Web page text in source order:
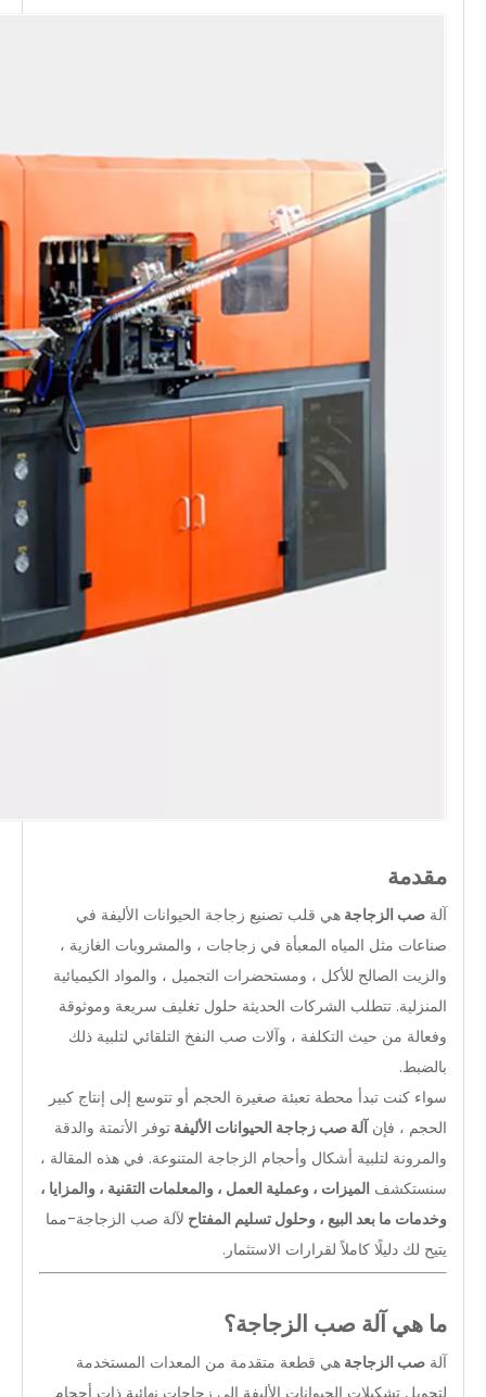
مقدمة
آلة صب الزجاجة هي قلب تصنيع زجاجة الحيوانات الأليفة في
صناعات مثل المياه المعبأة في زجاجات ، والمشروبات الغازية ،
والزيت الصالح للأكل ، ومستحضرات التجميل ، والمواد الكيميائية
المنزلية. تتطلب الشركات الحديثة حلول تغليف سريعة وموثوقة
وفعالة من حيث التكلفة ، وآلات صب النفخ التلقائي لتلبية ذلك
بالضبط.
سواء كنت تبدأ محطة تعبئة صغيرة الحجم أو تتوسع إلى إنتاج كبير
الحجم ، فإن آلة صب زجاجة الحيوانات الأليفة توفر الأتمتة والدقة
والمرونة لتلبية أشكال وأحجام الزجاجة المتنوعة. في هذه المقالة ،
سنستكشف الميزات ، وعملية العمل ، والمعلمات التقنية ، والمزايا ،
وخدمات ما بعد البيع ، وحلول تسليم المفتاح لآلة صب الزجاجة-مما
يتيح لك دليلًا كاملاً لقرارات الاستثمار.
ما هي آلة صب الزجاجة؟
آلة صب الزجاجة هي قطعة متقدمة من المعدات المستخدمة
لتحويل تشكيلات الحيوانات الأليفة إلى زجاجات نهائية ذات أحجام